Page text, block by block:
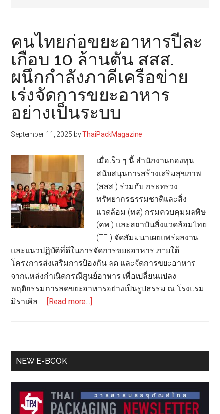
คนไทยก่อขยะอาหารปีละ
เกือบ 10 ล้านตัน สสส.
ผนึกกำลังภาคีเครือข่าย
เร่งจัดการขยะอาหาร
อย่างเป็นระบบ
September 11, 2025 byThaiPackMagazine
เมื่อเร็ว ๆ นี้ สำนักงานกองทุน
สนับสนุนการสร้างเสริมสุขภาพ
(สสส.) ร่วมกับ กระทรวง
ทรัพยากรธรรมชาติและสิ่ง
แวดล้อม (ทส) กรมควบคุมมลพิษ
(คพ.) และสถาบันสิ่งแวดล้อมไทย
(TEI) จัดสัมมนาเผยแพร่ผลงาน
และแนวปฏิบัติที่ดีในการจัดการขยะอาหาร ภายใต้
โครงการส่งเสริมการป้องกัน ลด และจัดการขยะอาหาร
จากแหล่งกำเนิดกรณีศูนย์อาหาร เพื่อเปลี่ยนแปลง
พฤติกรรมการลดขยะอาหารอย่างเป็นรูปธรรม ณ โรงแรม
มิราเคิล …
[Read more...]
ขยะ
ละ
เกือบ
Primary
NEW E-BOOK